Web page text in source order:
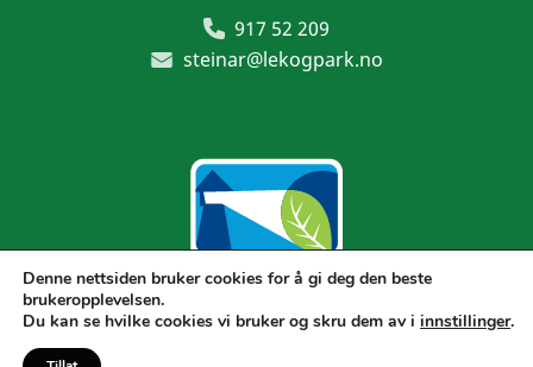
917 52 209
steinar@lekogpark.no
Denne nettsiden bruker cookies for å gi deg den beste
brukeropplevelsen.
Du kan se hvilke cookies vi bruker og skru dem av i innstillinger.